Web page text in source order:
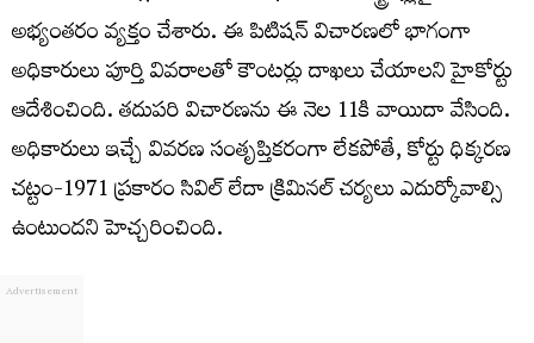
అభ్యంతరం వ్యక్తం చేశారు. ఈ పిటిషన్ విచారణలో భాగంగా
అధికారులు పూర్తి వివరాలతో కౌంటర్లు దాఖలు చేయాలని హైకోర్టు
ఆదేశించింది. తదుపరి విచారణను ఈ నెల 11కి వాయిదా వేసింది.
అధికారులు ఇచ్చే వివరణ సంతృప్తికరంగా లేకపోతే, కోర్టు ధిక్కరణ
చట్టం-1971 ప్రకారం సివిల్ లేదా క్రిమినల్ చర్యలు ఎదుర్కోవాల్సి
ఉంటుందని హెచ్చరించింది.